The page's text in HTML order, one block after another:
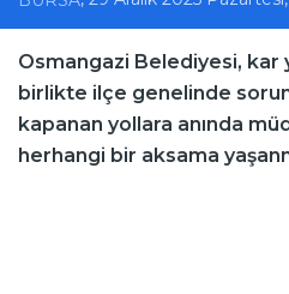
Osmangazi Belediyesi, kar
birlikte ilçe genelinde
kapanan yollara anında
herhangi bir aksama